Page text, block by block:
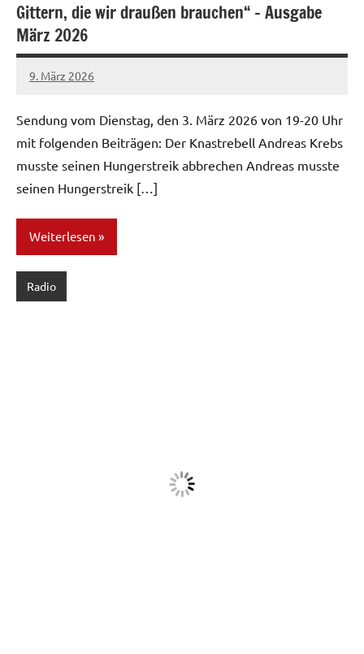
Gittern, die wir draußen brauchen“ – Ausgabe
März 2026
9. März 2026
network
Sendung vom Dienstag, den 3. März 2026 von 19-20 Uhr
mit folgenden Beiträgen: Der Knastrebell Andreas Krebs
musste seinen Hungerstreik abbrechen Andreas musste
seinen Hungerstreik […]
Weiterlesen
Radio